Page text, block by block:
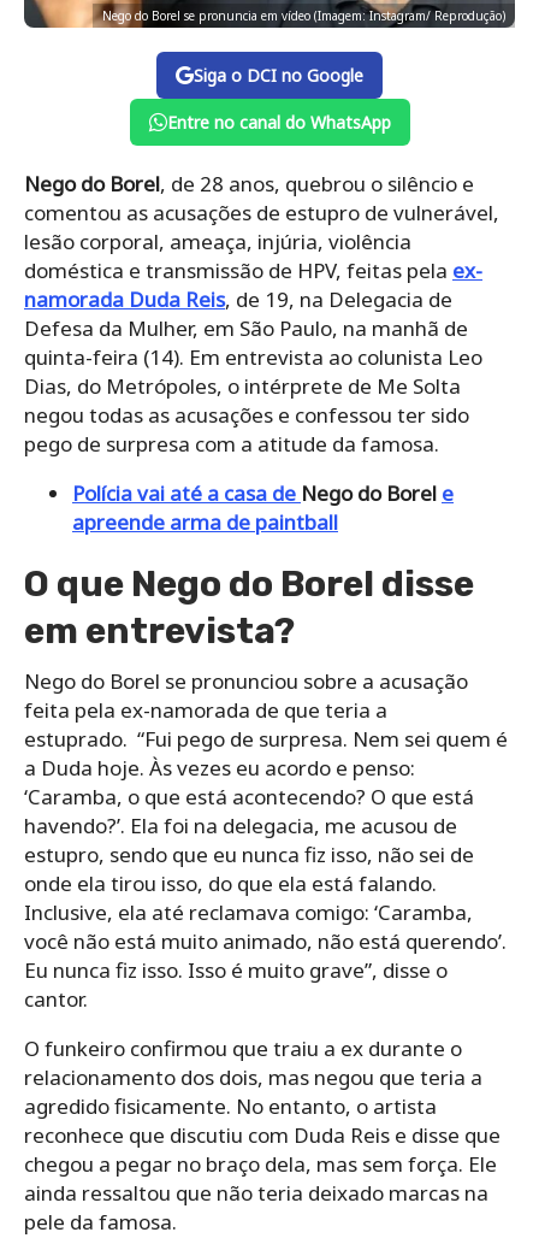
Nego do Borel se pronuncia em vídeo (Imagem: Instagram/ Reprodução)
Siga o DCI no Google
Entre no canal do WhatsApp
Nego do Borel, de 28 anos, quebrou o silêncio e
comentou as acusações de estupro de vulnerável,
lesão corporal, ameaça, injúria, violência
doméstica e transmissão de HPV, feitas pela ex-
namorada Duda Reis, de 19, na Delegacia de
Defesa da Mulher, em São Paulo, na manhã de
quinta-feira (14). Em entrevista ao colunista Leo
Dias, do Metrópoles, o intérprete de Me Solta
negou todas as acusações e confessou ter sido
pego de surpresa com a atitude da famosa.
Polícia vai até a casa de Nego do Borel e
apreende arma de paintball
O que Nego do Borel disse
em entrevista?
Nego do Borel se pronunciou sobre a acusação
feita pela ex-namorada de que teria a
estuprado. “Fui pego de surpresa. Nem sei quem é
a Duda hoje. Às vezes eu acordo e penso:
‘Caramba, o que está acontecendo? O que está
havendo?’. Ela foi na delegacia, me acusou de
estupro, sendo que eu nunca fiz isso, não sei de
onde ela tirou isso, do que ela está falando.
Inclusive, ela até reclamava comigo: ‘Caramba,
você não está muito animado, não está querendo’.
Eu nunca fiz isso. Isso é muito grave”, disse o
cantor.
O funkeiro confirmou que traiu a ex durante o
relacionamento dos dois, mas negou que teria a
agredido fisicamente. No entanto, o artista
reconhece que discutiu com Duda Reis e disse que
chegou a pegar no braço dela, mas sem força. Ele
ainda ressaltou que não teria deixado marcas na
pele da famosa.